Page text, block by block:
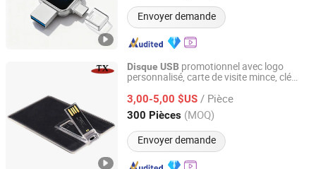
Envoyer demande
Disque USB promotionnel avec logo
personnalisé, carte de visite mince, clé
3,00-5,00 $US / Pièce
300 Pièces (MOQ)
Envoyer demande
Zhongshan Tianxin Craft Gift Products Co., Ltd.
Guangdong, China Depuis 2010